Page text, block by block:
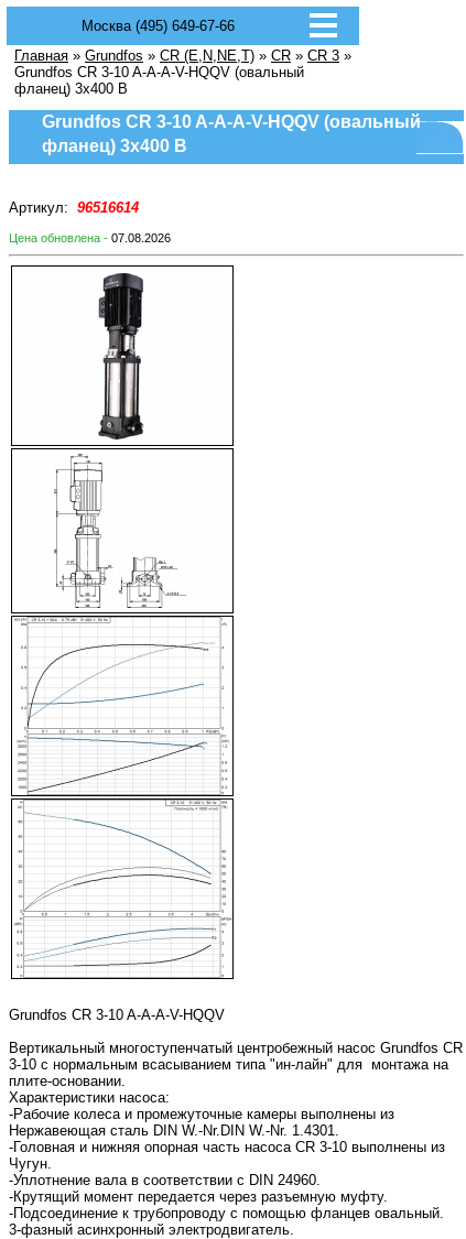
Москва (495) 649-67-66
Главная » Grundfos » CR (E,N,NE,T) » CR » CR 3 »
Grundfos CR 3-10 A-A-A-V-HQQV (овальный
фланец) 3х400 В
Grundfos CR 3-10 A-A-A-V-HQQV (овальный
фланец) 3х400 В
Артикул: 96516614
Цена обновлена - 07.08.2026
Grundfos CR 3-10 A-A-A-V-HQQV
Вертикальный многоступенчатый центробежный насос Grundfos CR
3-10 с нормальным всасыванием типа "ин-лайн" для монтажа на
плите-основании.
Характеристики насоса:
-Рабочие колеса и промежуточные камеры выполнены из
Нержавеющая сталь DIN W.-Nr.DIN W.-Nr. 1.4301.
-Головная и нижняя опорная часть насоса CR 3-10 выполнены из
Чугун.
-Уплотнение вала в соответствии с DIN 24960.
-Крутящий момент передается через разъемную муфту.
-Подсоединение к трубопроводу с помощью фланцев овальный.
3-фазный асинхронный электродвигатель.